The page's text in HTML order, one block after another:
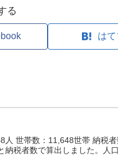
る
は
世帯数：11,648世帯 納税
税者数で算出しました。人